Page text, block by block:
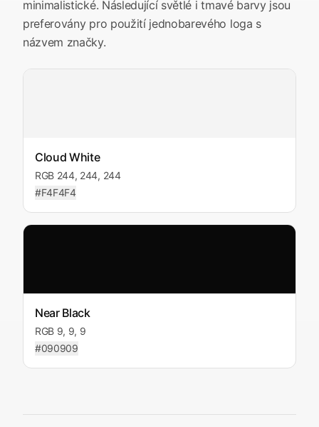
minimalistické. Následující světlé i tmavé barvy jsou
preferovány pro použití jednobarevého loga s
názvem značky.
Cloud White
RGB 244, 244, 244
#F4F4F4
Near Black
RGB 9, 9, 9
#090909